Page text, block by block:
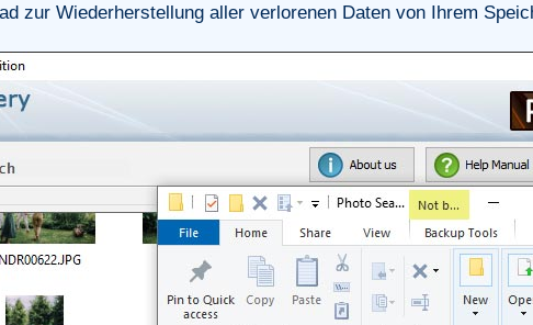
zur Wiederherstellung aller verlorenen Daten von Ihrem